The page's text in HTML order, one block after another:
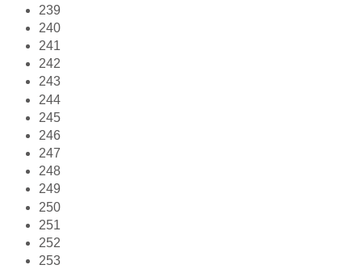
239
240
241
242
243
244
245
246
247
248
249
250
251
252
253